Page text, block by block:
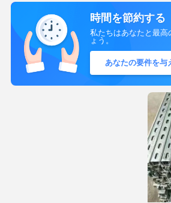
時間を節約する
私たちはあなたと最高
ょう。
あなたの要件を与